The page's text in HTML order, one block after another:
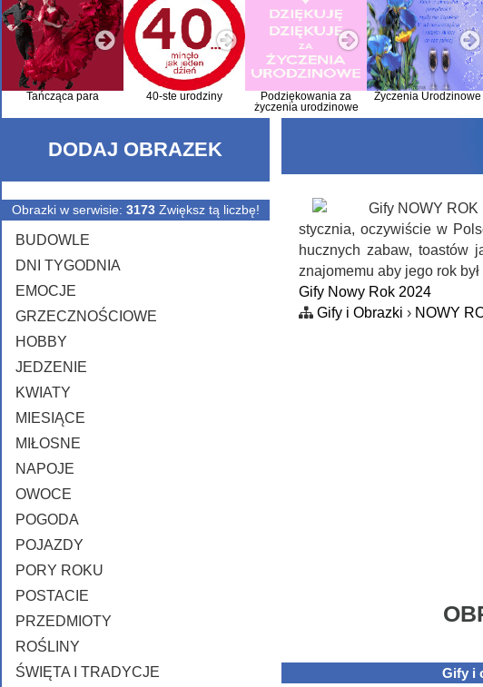
Tańcząca para 40-ste urodziny
Podziękowania za
życzenia urodzinowe
Życzenia Urodzinowe
DODAJ OBRAZEK
Obrazki w serwisie: 3173Zwiększ tą liczbę!
BUDOWLE
DNI TYGODNIA
EMOCJE
GRZECZNOŚCIOWE
HOBBY
JEDZENIE
KWIATY
MIESIĄCE
MIŁOSNE
NAPOJE
OWOCE
POGODA
POJAZDY
PORY ROKU
POSTACIE
PRZEDMIOTY
ROŚLINY
ŚWIĘTA I TRADYCJE
stycznia, oczywiście w
hucznych zabaw, toastów
znajomemu aby jego rok
Gify Nowy Rok 2024
Gify i Obrazki › NOWY
Gify i